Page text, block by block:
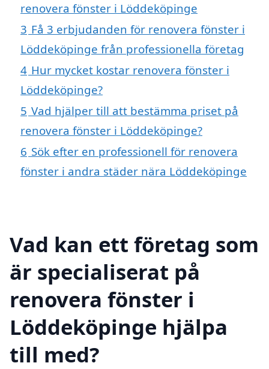
renovera fönster i Löddeköpinge
3 Få 3 erbjudanden för renovera fönster i
Löddeköpinge från professionella företag
4 Hur mycket kostar renovera fönster i
Löddeköpinge?
5 Vad hjälper till att bestämma priset på
renovera fönster i Löddeköpinge?
6 Sök efter en professionell för renovera
fönster i andra städer nära Löddeköpinge
Vad kan ett företag som
är specialiserat på
renovera fönster i
Löddeköpinge hjälpa
till med?